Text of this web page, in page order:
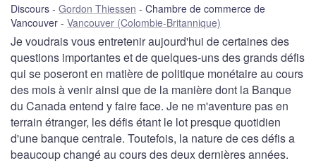
Discours Gordon Thiessen
Chambre de commerce de
Vancouver
Vancouver (Colombie-Britannique)
Je voudrais vous entretenir aujourd'hui de certaines des
questions importantes et de quelques-uns des grands défis
qui se poseront en matière de politique monétaire au cours
des mois à venir ainsi que de la manière dont la Banque
du Canada entend y faire face. Je ne m'aventure pas en
terrain étranger, les défis étant le lot presque quotidien
d'une banque centrale. Toutefois, la nature de ces défis a
beaucoup changé au cours des deux dernières années.